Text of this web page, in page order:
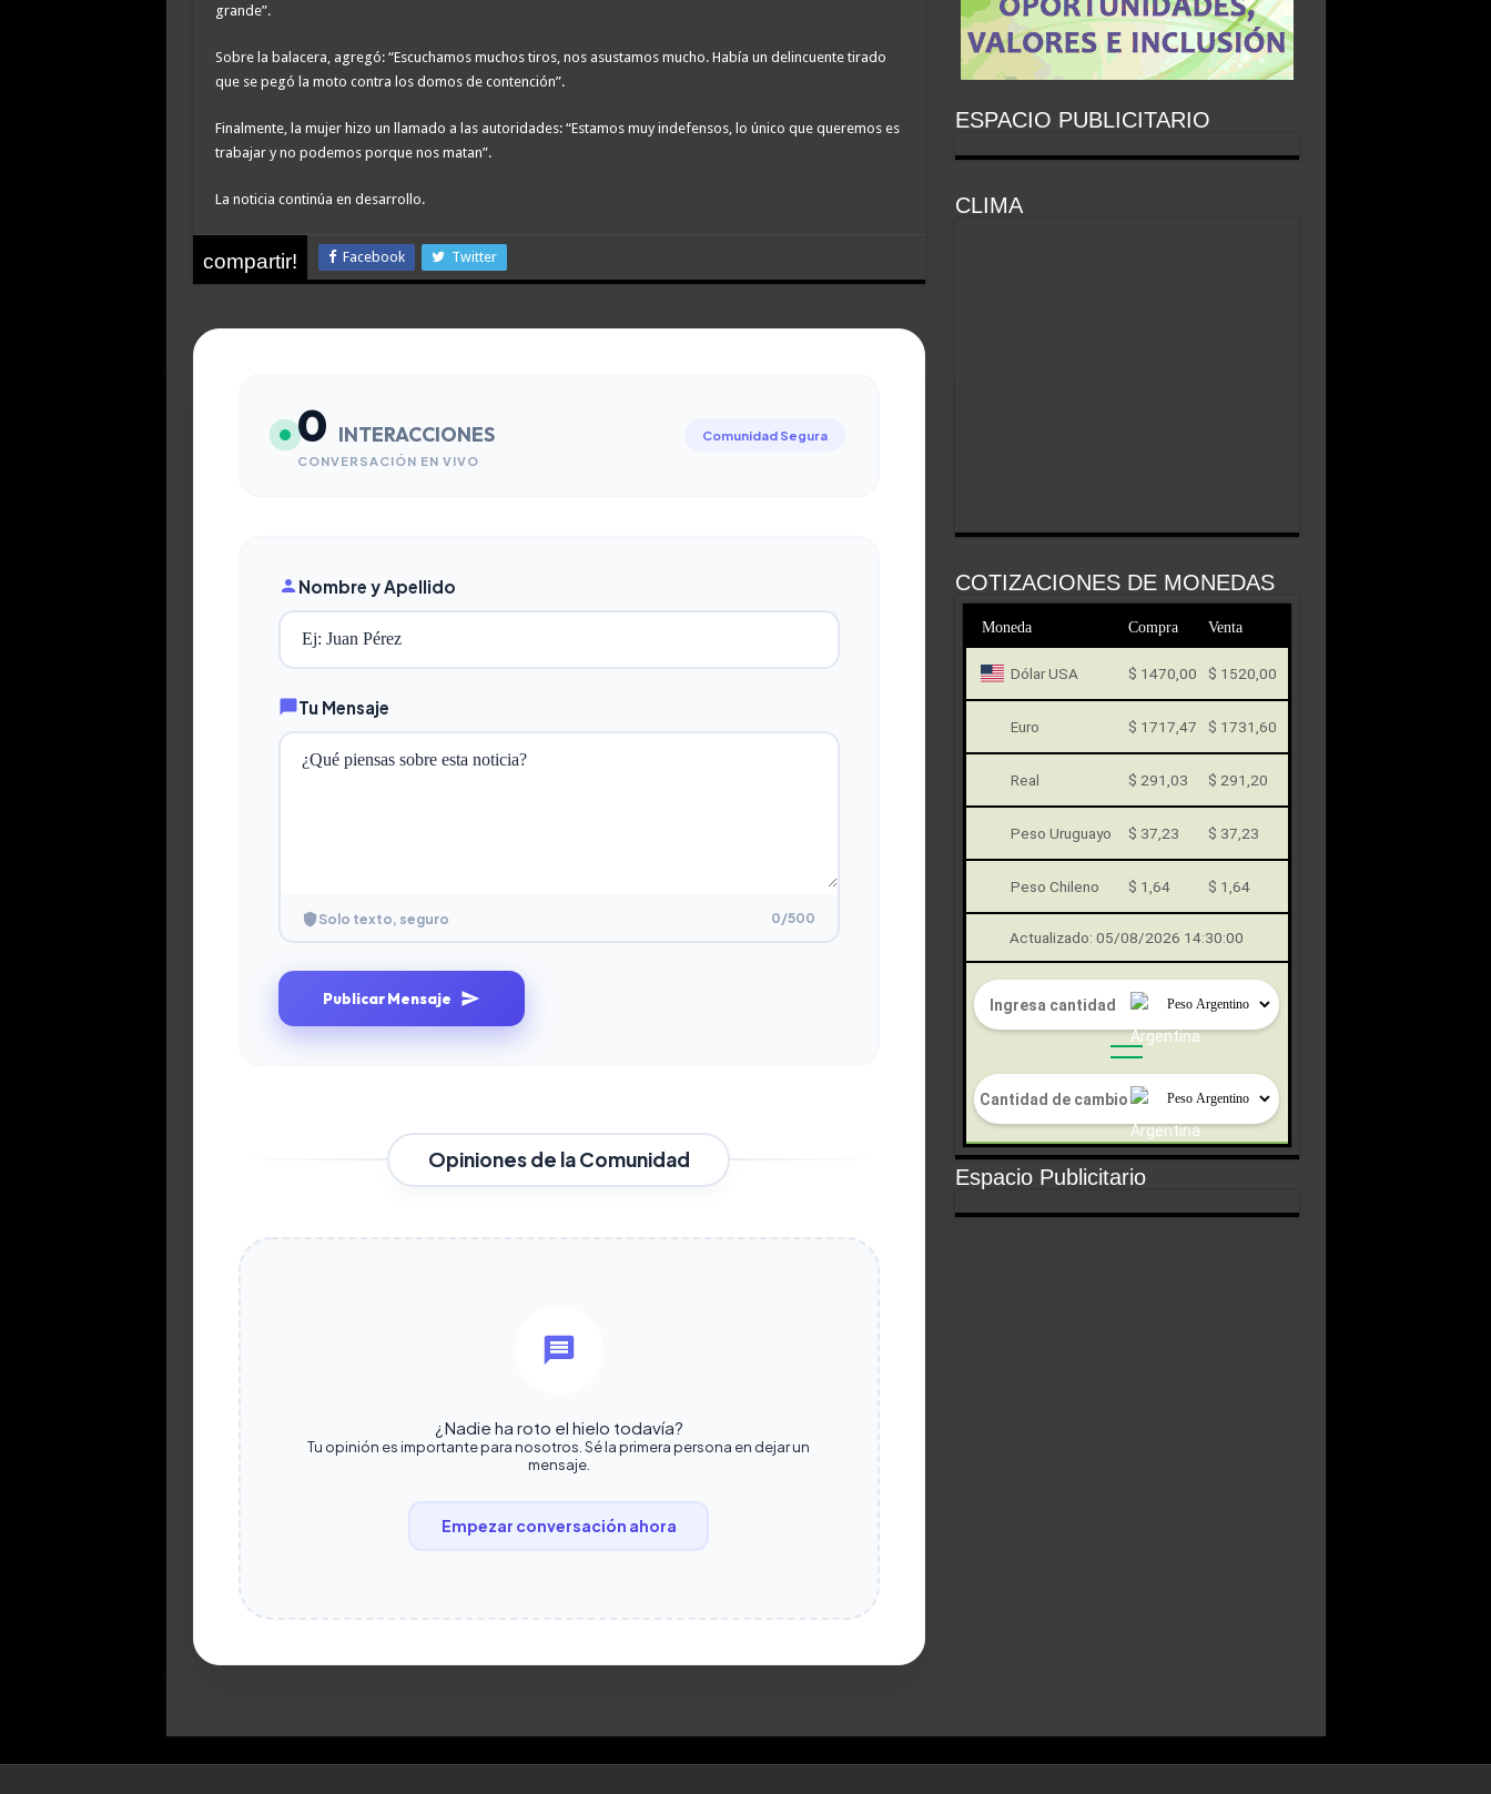
grande”.
Sobre la balacera, agregó: “Escuchamos muchos tiros, nos asustamos mucho. Había un delincuente tirado
que se pegó la moto contra los domos de contención”.
Finalmente, la mujer hizo un llamado a las autoridades: “Estamos muy indefensos, lo único que queremos es
trabajar y no podemos porque nos matan”.
La noticia continúa en desarrollo.
compartir! Facebook Twitter
0 INTERACCIONES
CONVERSACIÓN EN VIVO
Comunidad Segura
Nombre y Apellido
Tu Mensaje
Solo texto, seguro 0/500
Publicar Mensaje
Opiniones de la Comunidad
¿Nadie ha roto el hielo todavía?
Tu opinión es importante para nosotros. Sé la primera persona en dejar un
mensaje.
Empezar conversación ahora
ESPACIO PUBLICITARIO
CLIMA
COTIZACIONES DE MONEDAS
Moneda Compra Venta
Dólar USA $ 1470,00 $ 1520,00
Euro $ 1717,47 $ 1731,60
Real $ 291,03 $ 291,20
Peso Uruguayo $ 37,23 $ 37,23
Peso Chileno $ 1,64 $ 1,64
Actualizado: 05/08/2026 14:30:00
Espacio Publicitario